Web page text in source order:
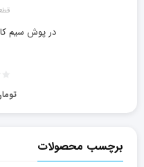
در پوش سیم
برچسب محصولات